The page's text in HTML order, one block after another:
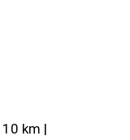
10 km |